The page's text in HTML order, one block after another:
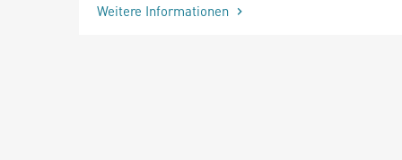
Weitere Informationen